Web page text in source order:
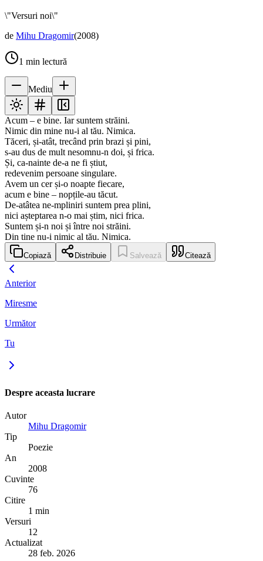
\"Versuri noi\"
de Mihu Dragomir(2008)
1 min lectură
Mediu
Acum – e bine. Iar suntem străini.
Nimic din mine nu-i al tău. Nimica.
Tăceri, și-atât, trecând prin brazi și pini,
s-au dus de mult nesomnu-n doi, și frica.
Și, ca-nainte de-a ne fi știut,
redevenim persoane singulare.
Avem un cer și-o noapte fiecare,
acum e bine – nopțile-au tăcut.
De-atâtea ne-mpliniri suntem prea plini,
nici așteptarea n-o mai știm, nici frica.
Suntem și-n noi și între noi străini.
Din tine nu-i nimic al tău. Nimica.
Copiază Distribuie Salvează Citează
Anterior
Miresme
Următor
Tu
Despre aceasta lucrare
Autor
Mihu Dragomir
Tip
Poezie
An
2008
Cuvinte
76
Citire
1 min
Versuri
12
Actualizat
28 feb. 2026